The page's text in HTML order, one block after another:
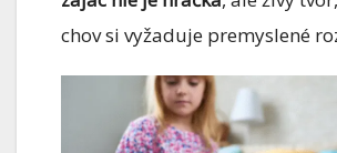
chov si vyžaduje premyslené